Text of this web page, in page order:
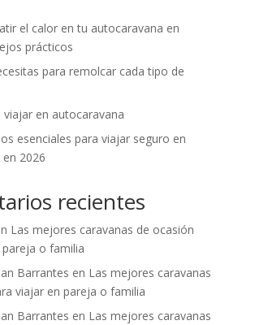
el calor en tu autocaravana en
prácticos
para remolcar cada tipo de
viajar en autocaravana
esenciales para viajar seguro en
2026
recientes
Las mejores caravanas de ocasión
o familia
Barrantes en Las mejores caravanas
viajar en pareja o familia
Barrantes en Las mejores caravanas